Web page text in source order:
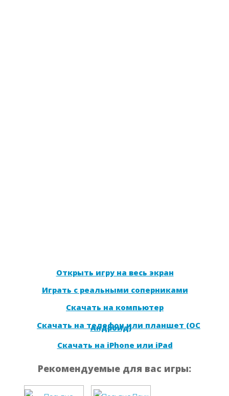
Открыть игру на весь экран
Играть с реальными соперниками
Скачать на компьютер
Скачать на телефон или планшет (ОС
Андроид)
Скачать на iPhone или iPad
Рекомендуемые для вас игры: